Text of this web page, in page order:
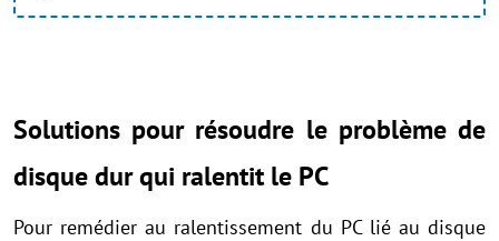
Solutions pour résoudre le problème de
disque dur qui ralentit le PC
Pour remédier au ralentissement du PC lié au disque